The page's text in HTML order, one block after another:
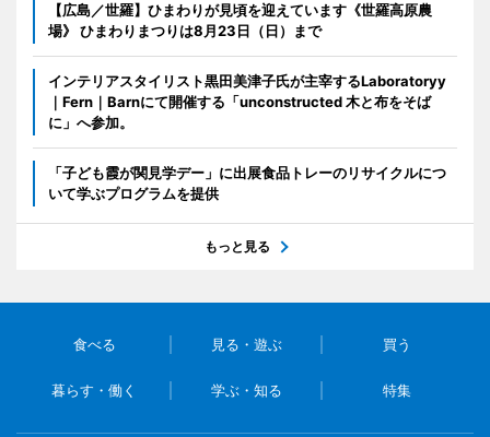
【広島／世羅】ひまわりが見頃を迎えています《世羅高原農
場》 ひまわりまつりは8月23日（日）まで
インテリアスタイリスト黒田美津子氏が主宰するLaboratoryy
｜Fern｜Barnにて開催する「unconstructed 木と布をそば
に」へ参加。
「子ども霞が関見学デー」に出展食品トレーのリサイクルにつ
いて学ぶプログラムを提供
もっと見る
食べる 見る・遊ぶ 買う
暮らす・働く 学ぶ・知る 特集